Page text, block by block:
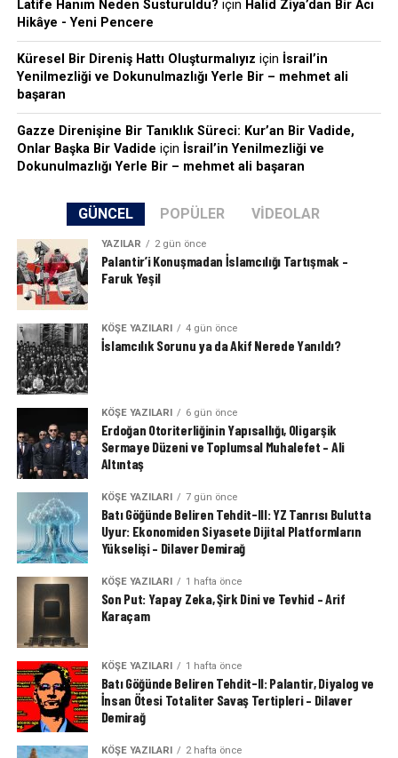
Latife Hanım Neden Susturuldu? için Halid Ziya’dan Bir Acı
Hikâye - Yeni Pencere
Küresel Bir Direniş Hattı Oluşturmalıyız için İsrail’in
Yenilmezliği ve Dokunulmazlığı Yerle Bir – mehmet ali
başaran
Gazze Direnişine Bir Tanıklık Süreci: Kur’an Bir Vadide,
Onlar Başka Bir Vadide için İsrail’in Yenilmezliği ve
Dokunulmazlığı Yerle Bir – mehmet ali başaran
GÜNCEL POPÜLER VIDEOLAR
YAZILAR 2 gün önce
Palantir’i Konuşmadan İslamcılığı Tartışmak –
Faruk Yeşil
KÖŞE YAZILARI 4 gün önce
İslamcılık Sorunu ya da Akif Nerede Yanıldı?
KÖŞE YAZILARI 6 gün önce
Erdoğan Otoriterliğinin Yapısallığı, Oligarşik
Sermaye Düzeni ve Toplumsal Muhalefet – Ali
Altıntaş
KÖŞE YAZILARI 7 gün önce
Batı Göğünde Beliren Tehdit-III: YZ Tanrısı Bulutta
Uyur: Ekonomiden Siyasete Dijital Platformların
Yükselişi – Dilaver Demirağ
KÖŞE YAZILARI 1 hafta önce
Son Put: Yapay Zeka, Şirk Dini ve Tevhid – Arif
Karaçam
KÖŞE YAZILARI 1 hafta önce
Batı Göğünde Beliren Tehdit-II: Palantir, Diyalog ve
İnsan Ötesi Totaliter Savaş Tertipleri – Dilaver
Demirağ
KÖŞE YAZILARI 2 hafta önce